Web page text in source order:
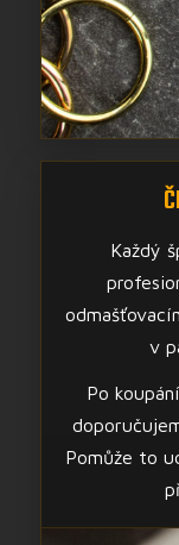
Každý
v
Po
Pomůže to